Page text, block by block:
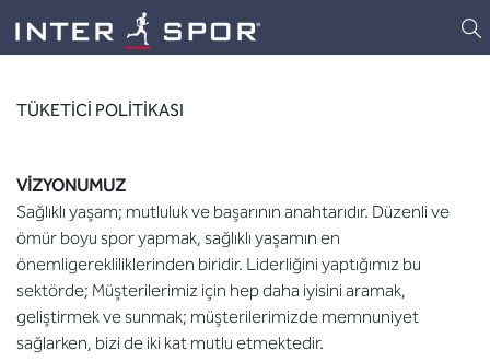
TÜKETİCİ POLİTİKASI
VİZYONUMUZ
Sağlıklı yaşam; mutluluk ve başarının anahtarıdır. Düzenli ve
ömür boyu spor yapmak, sağlıklı yaşamın en
önemligerekliliklerinden biridir. Liderliğini yaptığımız bu
sektörde; Müşterilerimiz için hep daha iyisini aramak,
geliştirmek ve sunmak; müşterilerimizde memnuniyet
sağlarken, bizi de iki kat mutlu etmektedir.